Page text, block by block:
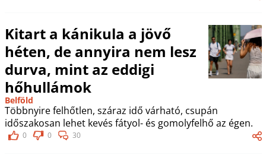
Kitart a kánikula a jövő
héten, de annyira nem lesz
durva, mint az eddigi
hőhullámok
Belföld
Többnyire felhőtlen, száraz idő várható, csupán
időszakosan lehet kevés fátyol- és gomolyfelhő az égen.
0 0 30